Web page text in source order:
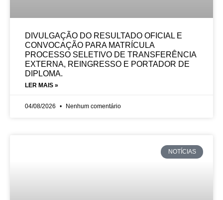
DIVULGAÇÃO DO RESULTADO OFICIAL E
CONVOCAÇÃO PARA MATRÍCULA
PROCESSO SELETIVO DE TRANSFERÊNCIA
EXTERNA, REINGRESSO E PORTADOR DE
DIPLOMA.
LER MAIS »
04/08/2026 Nenhum comentário
NOTÍCIAS